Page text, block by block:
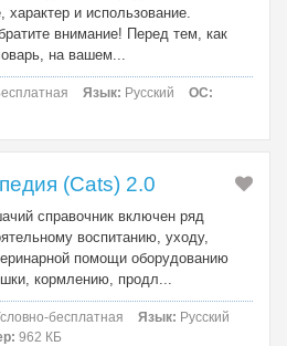
характер и использование.
внимание! Перед тем, как
на вашем...
Язык: Русский
ОС:
(Cats) 2.0
справочник включен ряд
воспитанию, уходу,
помощи оборудованию
кормлению, продл...
бесплатная Язык: Русский
962 КБ